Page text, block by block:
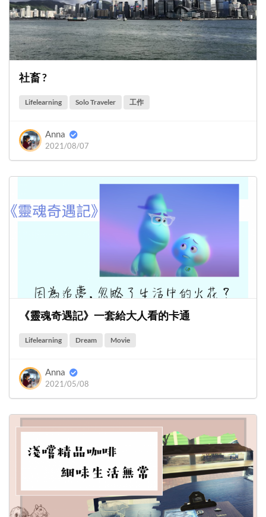
社畜 ?
Lifelearning Solo Traveler 工作
Anna
2021/08/07
《靈魂奇遇記》一套給大人看的卡通
Lifelearning Dream Movie
Anna
2021/05/08